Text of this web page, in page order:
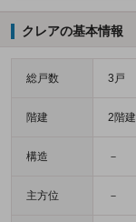
クレアの基本情報
総戸数 3戸
階建 2階建
構造 －
主方位 －